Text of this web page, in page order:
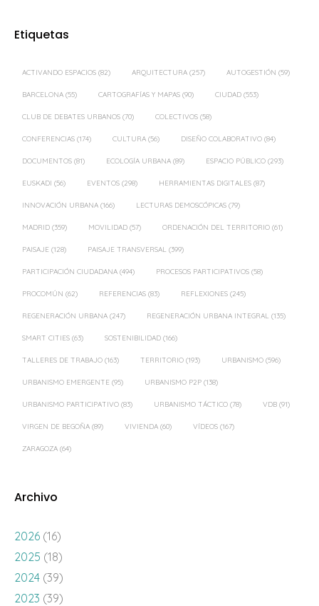
Etiquetas
ACTIVANDO ESPACIOS (82) ARQUITECTURA (257) AUTOGESTIÓN (59)
BARCELONA (55) CARTOGRAFÍAS Y MAPAS (90) CIUDAD (553)
CLUB DE DEBATES URBANOS (70) COLECTIVOS (58)
CONFERENCIAS (174) CULTURA (56) DISEÑO COLABORATIVO (84)
DOCUMENTOS (81) ECOLOGÍA URBANA (89) ESPACIO PÚBLICO (293)
EUSKADI (56) EVENTOS (298) HERRAMIENTAS DIGITALES (87)
INNOVACIÓN URBANA (166) LECTURAS DEMOSCÓPICAS (79)
MADRID (359) MOVILIDAD (57) ORDENACIÓN DEL TERRITORIO (61)
PAISAJE (128) PAISAJE TRANSVERSAL (399)
PARTICIPACIÓN CIUDADANA (494) PROCESOS PARTICIPATIVOS (58)
PROCOMÚN (62) REFERENCIAS (83) REFLEXIONES (245)
REGENERACIÓN URBANA (247) REGENERACIÓN URBANA INTEGRAL (135)
SMART CITIES (63) SOSTENIBILIDAD (166)
TALLERES DE TRABAJO (163) TERRITORIO (193) URBANISMO (596)
URBANISMO EMERGENTE (95) URBANISMO P2P (138)
URBANISMO PARTICIPATIVO (83) URBANISMO TÁCTICO (78) VDB (91)
VIRGEN DE BEGOÑA (89) VIVIENDA (60) VÍDEOS (167)
ZARAGOZA (64)
Archivo
2026 (16)
2025 (18)
2024 (39)
2023 (39)